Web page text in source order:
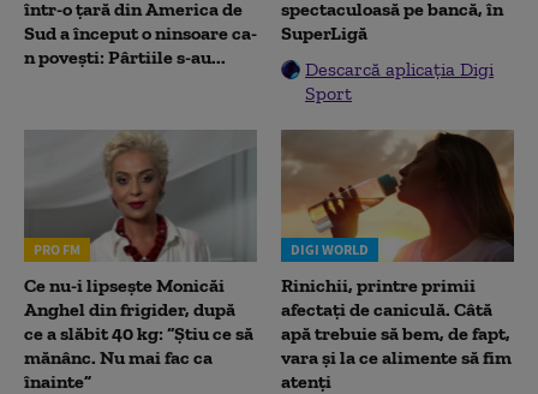
într-o țară din America de
Sud a început o ninsoare ca-
n povești: Pârtiile s-au...
spectaculoasă pe bancă, în
SuperLigă
Descarcă aplicația Digi
Sport
PRO FM
Ce nu-i lipsește Monicăi
Anghel din frigider, după
ce a slăbit 40 kg: “Știu ce să
mănânc. Nu mai fac ca
înainte”
DIGI WORLD
Rinichii, printre primii
afectați de caniculă. Câtă
apă trebuie să bem, de fapt,
vara și la ce alimente să fim
atenți